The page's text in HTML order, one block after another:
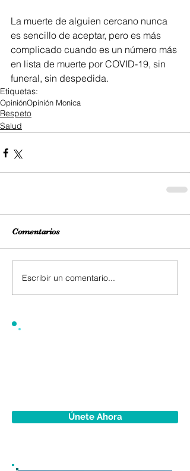
La muerte de alguien cercano nunca
es sencillo de aceptar, pero es más
complicado cuando es un número más
en lista de muerte por COVID-19, sin
funeral, sin despedida.
Etiquetas:
OpiniónOpinión Monica
Respeto
Salud
Comentarios
Escribir un comentario...
Únete Ahora